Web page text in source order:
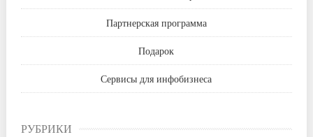
Партнерская программа
Подарок
Сервисы для инфобизнеса
РУБРИКИ